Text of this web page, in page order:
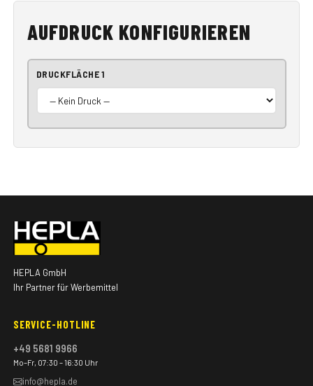
AUFDRUCK KONFIGURIEREN
DRUCKFLÄCHE 1
HEPLA GmbH
Ihr Partner für Werbemittel
SERVICE-HOTLINE
+49 5681 9966
Mo–Fr, 07:30 – 16:30 Uhr
info@hepla.de